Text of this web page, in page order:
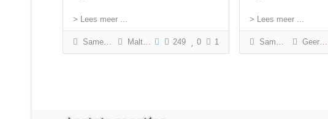
> Lees meer ...
Samenvatting Malte Paffen 249 0 1
> Lees meer ...
Samenvatting Geert Gabriëls